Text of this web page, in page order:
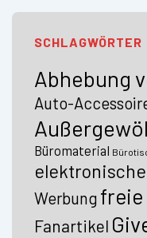
SCHLAGWÖRTER
Abhebung
Auto-
Büromaterial
Werbung freie
Fanartikel